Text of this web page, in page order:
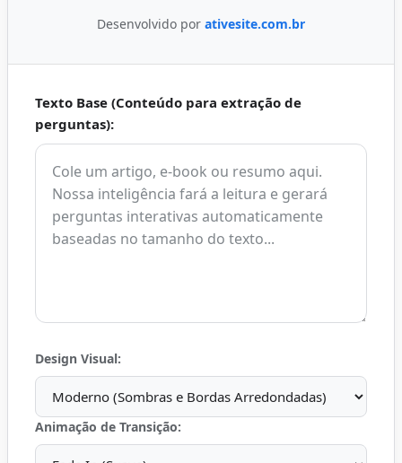
Desenvolvido por ativesite.com.br
Texto Base (Conteúdo para extração de
perguntas):
Design Visual:
Animação de Transição: